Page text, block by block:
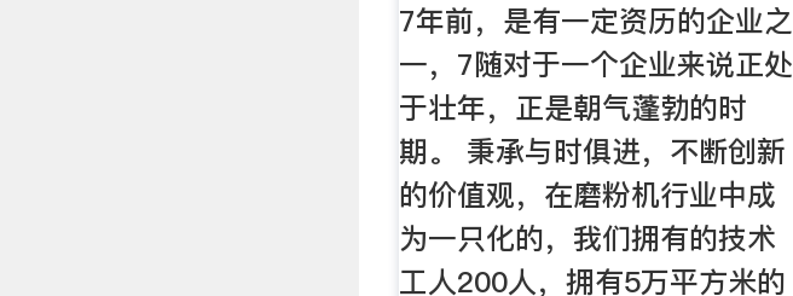
7年前，是有一定资历的企业之
一，7随对于一个企业来说正处
于壮年，正是朝气蓬勃的时
期。 秉承与时俱进，不断创新
的价值观，在磨粉机行业中成
为一只化的，我们拥有的技术
工人200人，拥有5万平方米的